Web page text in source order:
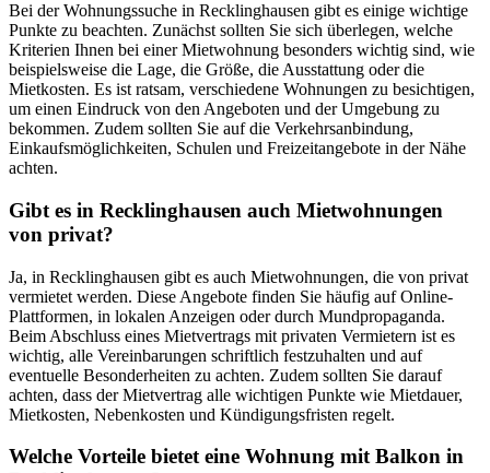
Bei der Wohnungssuche in Recklinghausen gibt es einige wichtige
Punkte zu beachten. Zunächst sollten Sie sich überlegen, welche
Kriterien Ihnen bei einer Mietwohnung besonders wichtig sind, wie
beispielsweise die Lage, die Größe, die Ausstattung oder die
Mietkosten. Es ist ratsam, verschiedene Wohnungen zu besichtigen,
um einen Eindruck von den Angeboten und der Umgebung zu
bekommen. Zudem sollten Sie auf die Verkehrsanbindung,
Einkaufsmöglichkeiten, Schulen und Freizeitangebote in der Nähe
achten.
Gibt es in Recklinghausen auch Mietwohnungen
von privat?
Ja, in Recklinghausen gibt es auch Mietwohnungen, die von privat
vermietet werden. Diese Angebote finden Sie häufig auf Online-
Plattformen, in lokalen Anzeigen oder durch Mundpropaganda.
Beim Abschluss eines Mietvertrags mit privaten Vermietern ist es
wichtig, alle Vereinbarungen schriftlich festzuhalten und auf
eventuelle Besonderheiten zu achten. Zudem sollten Sie darauf
achten, dass der Mietvertrag alle wichtigen Punkte wie Mietdauer,
Mietkosten, Nebenkosten und Kündigungsfristen regelt.
Welche Vorteile bietet eine Wohnung mit Balkon in